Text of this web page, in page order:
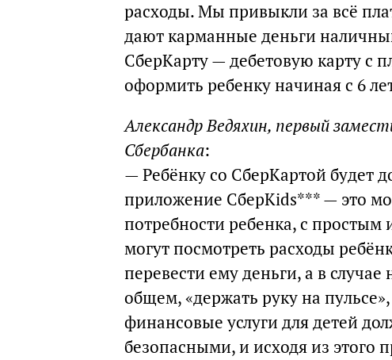
расходы. Мы привыкли за всё
дают карманные деньги
СберКарту — дебетовую карту с
оформить ребенку начиная с 6
Александр Ведяхин, первый
Сбербанка:
— Ребёнку со СберКартой будет
приложение СберKids*** — это
потребности ребенка, с
могут посмотреть расходы
перевести ему деньги, а в
общем, «держать руку на
финансовые услуги для детей
безопасными, и исходя из этого